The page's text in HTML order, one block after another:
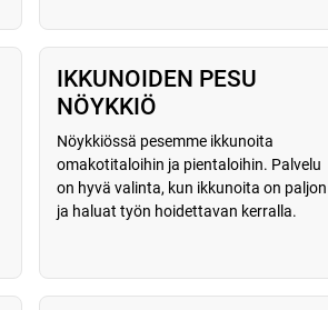
IKKUNOIDEN PESU
NÖYKKIÖ
Nöykkiössä pesemme ikkunoita
omakotitaloihin ja pientaloihin. Palvelu
on hyvä valinta, kun ikkunoita on paljon
ja haluat työn hoidettavan kerralla.